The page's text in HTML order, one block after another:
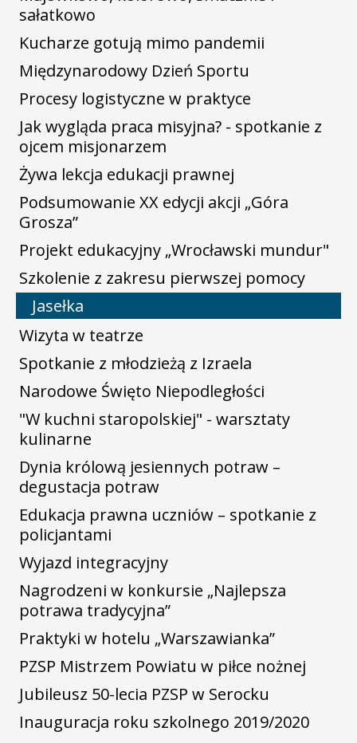
sałatkowo
Kucharze gotują mimo pandemii
Międzynarodowy Dzień Sportu
Procesy logistyczne w praktyce
Jak wygląda praca misyjna? - spotkanie z
ojcem misjonarzem
Żywa lekcja edukacji prawnej
Podsumowanie XX edycji akcji „Góra
Grosza”
Projekt edukacyjny „Wrocławski mundur"
Szkolenie z zakresu pierwszej pomocy
Jasełka
Wizyta w teatrze
Spotkanie z młodzieżą z Izraela
Narodowe Święto Niepodległości
"W kuchni staropolskiej" - warsztaty
kulinarne
Dynia królową jesiennych potraw –
degustacja potraw
Edukacja prawna uczniów – spotkanie z
policjantami
Wyjazd integracyjny
Nagrodzeni w konkursie „Najlepsza
potrawa tradycyjna”
Praktyki w hotelu „Warszawianka”
PZSP Mistrzem Powiatu w piłce nożnej
Jubileusz 50-lecia PZSP w Serocku
Inauguracja roku szkolnego 2019/2020